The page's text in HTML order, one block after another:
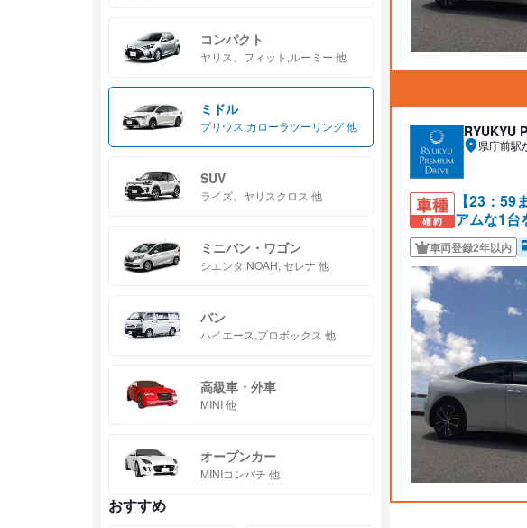
RYUKYU
県庁前駅
【23：
アムな1台
車両登録2年以内
コンパクト
ヤリス、フィット,ルーミー 他
ミドル
プリウス,カローラツーリング 他
SUV
ライズ、ヤリスクロス 他
ミニバン・ワゴン
シエンタ,NOAH, セレナ 他
バン
ハイエース,プロボックス 他
高級車・外車
MINI 他
オープンカー
MINIコンバチ 他
おすすめ